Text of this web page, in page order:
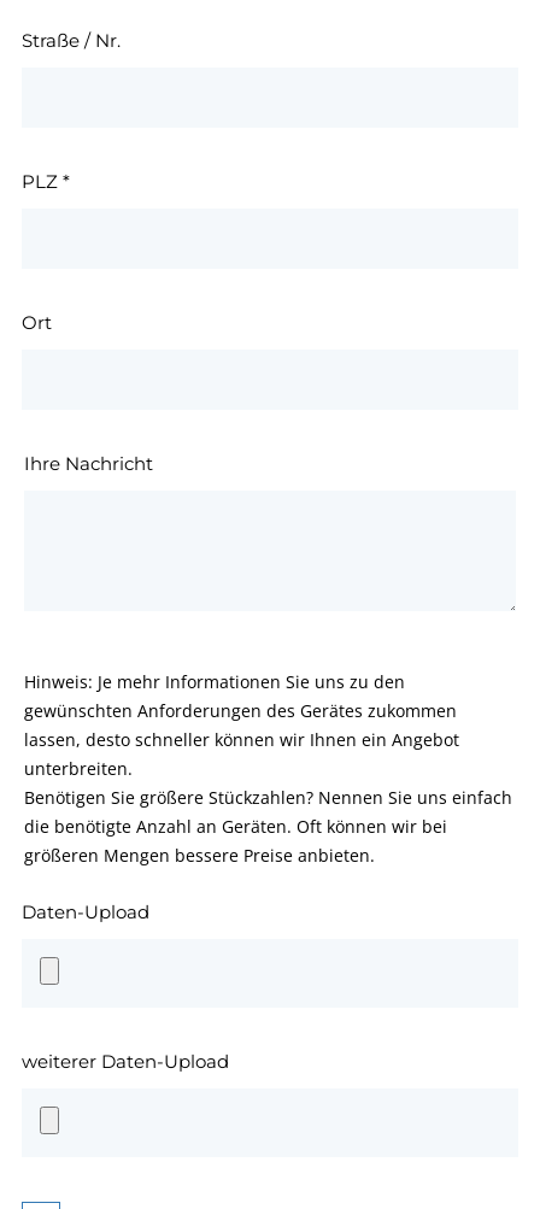
Straße / Nr.
PLZ *
Ort
Ihre Nachricht
Hinweis: Je mehr Informationen Sie uns zu den
gewünschten Anforderungen des Gerätes zukommen
lassen, desto schneller können wir Ihnen ein Angebot
unterbreiten.
Benötigen Sie größere Stückzahlen? Nennen Sie uns einfach
die benötigte Anzahl an Geräten. Oft können wir bei
größeren Mengen bessere Preise anbieten.
Daten-Upload
weiterer Daten-Upload